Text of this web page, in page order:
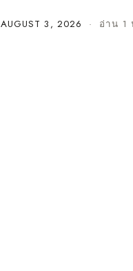
AUGUST 3, 2026 · อ่าน 1